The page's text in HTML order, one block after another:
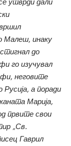
Малеш, инаку
до
го изучувал
неговите
Русија, а поради
Марија,
првите свои
„Св.
Гаврил